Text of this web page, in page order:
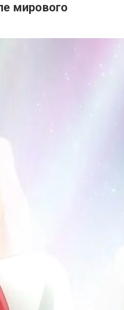
мирового